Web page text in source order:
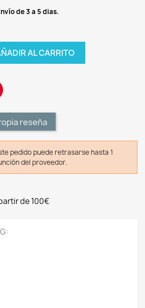
de 3 a 5 dias.
AL CARRITO
reseña
pedido puede retrasarse hasta 1
del proveedor.
de 100€